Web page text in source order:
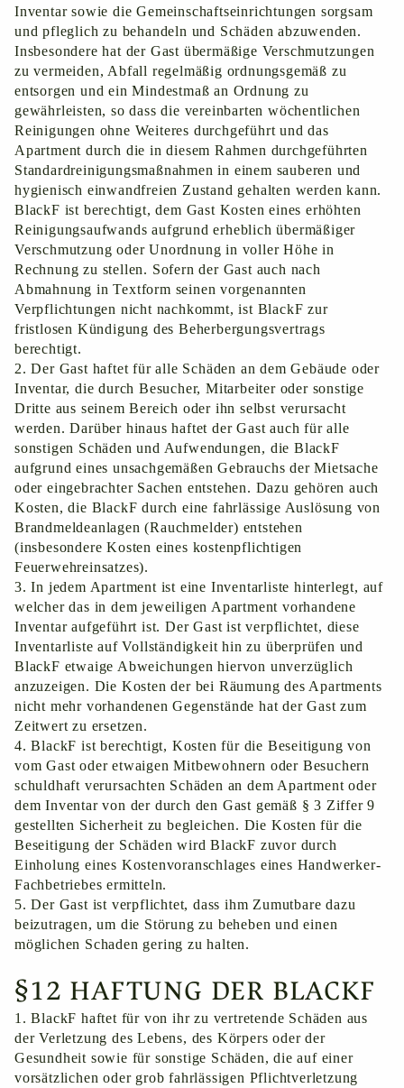
Inventar sowie die Gemeinschaftseinrichtungen sorgsam
und pfleglich zu behandeln und Schäden abzuwenden.
Insbesondere hat der Gast übermäßige Verschmutzungen
zu vermeiden, Abfall regelmäßig ordnungsgemäß zu
entsorgen und ein Mindestmaß an Ordnung zu
gewährleisten, so dass die vereinbarten wöchentlichen
Reinigungen ohne Weiteres durchgeführt und das
Apartment durch die in diesem Rahmen durchgeführten
Standardreinigungsmaßnahmen in einem sauberen und
hygienisch einwandfreien Zustand gehalten werden kann.
BlackF ist berechtigt, dem Gast Kosten eines erhöhten
Reinigungsaufwands aufgrund erheblich übermäßiger
Verschmutzung oder Unordnung in voller Höhe in
Rechnung zu stellen. Sofern der Gast auch nach
Abmahnung in Textform seinen vorgenannten
Verpflichtungen nicht nachkommt, ist BlackF zur
fristlosen Kündigung des Beherbergungsvertrags
berechtigt.
2. Der Gast haftet für alle Schäden an dem Gebäude oder
Inventar, die durch Besucher, Mitarbeiter oder sonstige
Dritte aus seinem Bereich oder ihn selbst verursacht
werden. Darüber hinaus haftet der Gast auch für alle
sonstigen Schäden und Aufwendungen, die BlackF
aufgrund eines unsachgemäßen Gebrauchs der Mietsache
oder eingebrachter Sachen entstehen. Dazu gehören auch
Kosten, die BlackF durch eine fahrlässige Auslösung von
Brandmeldeanlagen (Rauchmelder) entstehen
(insbesondere Kosten eines kostenpflichtigen
Feuerwehreinsatzes).
3. In jedem Apartment ist eine Inventarliste hinterlegt, auf
welcher das in dem jeweiligen Apartment vorhandene
Inventar aufgeführt ist. Der Gast ist verpflichtet, diese
Inventarliste auf Vollständigkeit hin zu überprüfen und
BlackF etwaige Abweichungen hiervon unverzüglich
anzuzeigen. Die Kosten der bei Räumung des Apartments
nicht mehr vorhandenen Gegenstände hat der Gast zum
Zeitwert zu ersetzen.
4. BlackF ist berechtigt, Kosten für die Beseitigung von
vom Gast oder etwaigen Mitbewohnern oder Besuchern
schuldhaft verursachten Schäden an dem Apartment oder
dem Inventar von der durch den Gast gemäß ‎§ 3 Ziffer ‎9
gestellten Sicherheit zu begleichen. Die Kosten für die
Beseitigung der Schäden wird BlackF zuvor durch
Einholung eines Kostenvoranschlages eines Handwerker-
Fachbetriebes ermitteln.
5. Der Gast ist verpflichtet, dass ihm Zumutbare dazu
beizutragen, um die Störung zu beheben und einen
möglichen Schaden gering zu halten.
§12 HAFTUNG DER BLACKF
1. BlackF haftet für von ihr zu vertretende Schäden aus
der Verletzung des Lebens, des Körpers oder der
Gesundheit sowie für sonstige Schäden, die auf einer
vorsätzlichen oder grob fahrlässigen Pflichtverletzung